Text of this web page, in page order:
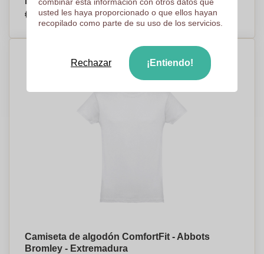
€3,06 Por pieza, base en 500 piezas
Camiseta de algodón ComfortFit - Abbots
Bromley - Extremadura
usted les haya proporcionado o que ellos hayan
recopilado como parte de su uso de los servicios.
Rechazar ¡Entiendo!